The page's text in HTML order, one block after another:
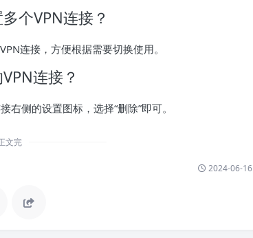
个VPN连接？
连接，方便根据需要切换使用。
连接？
右侧的设置图标，选择“删除”即可。
文完
2024-06-16